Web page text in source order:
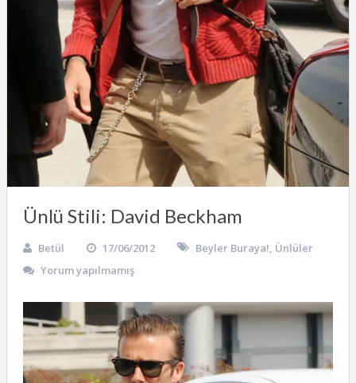
Ünlü Stili: David Beckham
Betül 17/06/2012 Beyler Buraya!, Ünlüler
Yorum yapılmamış